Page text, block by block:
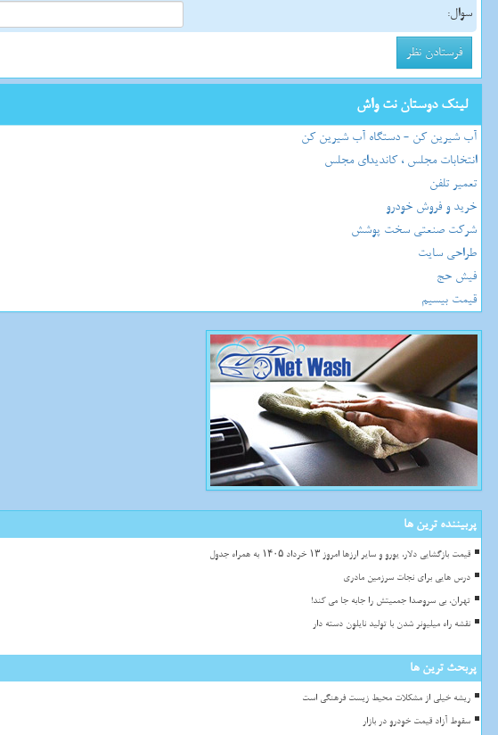
سوال:
لینک دوستان نت واش
آب شیرین کن - دستگاه آب شیرین کن
انتخابات مجلس ، کاندیدای مجلس
تعمیر تلفن
خرید و فروش خودرو
شرکت صنعتی سخت پوشش
طراحی سایت
فیش حج
قیمت بیسیم
پربیننده ترین ها
قیمت بازگشایی دلار، یورو و سایر ارزها امروز ۱۳ خرداد ۱۴۰۵ به همراه جدول
درس هایی برای نجات سرزمین مادری
تهران، بی سروصدا جمعیتش را جابه جا می کند!
نقشه راه میلیونر شدن با تولید نایلون دسته دار
پربحث ترین ها
ریشه خیلی از مشکلات محیط زیست فرهنگی است
سقوط آزاد قیمت خودرو در بازار